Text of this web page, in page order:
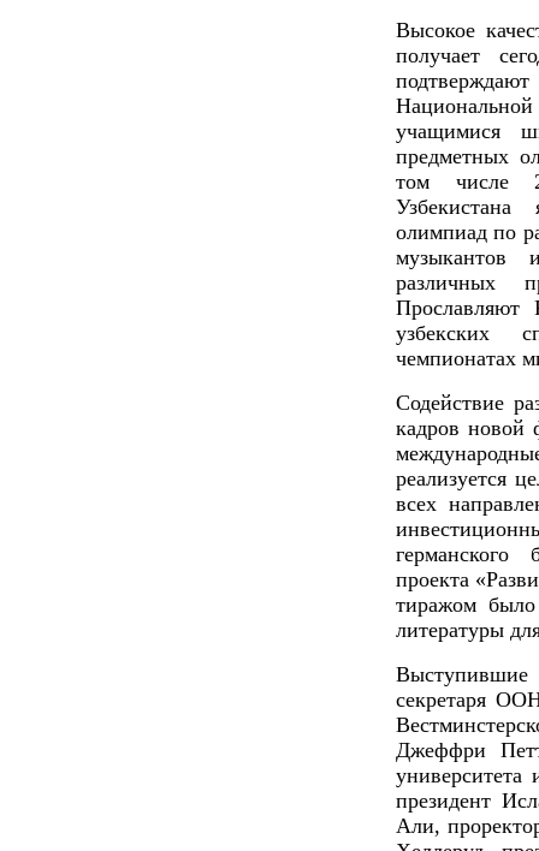
Высокое
получает
учащимися
предметных
том числе
Узбекистана
олимпиад по
музыкантов
различных
узбекских
чемпионатах
Содействие
кадров новой
реализуется
всех
германского
проекта
тиражом
литературы
Выступившие
секретаря
Джеффри
президент
Али,